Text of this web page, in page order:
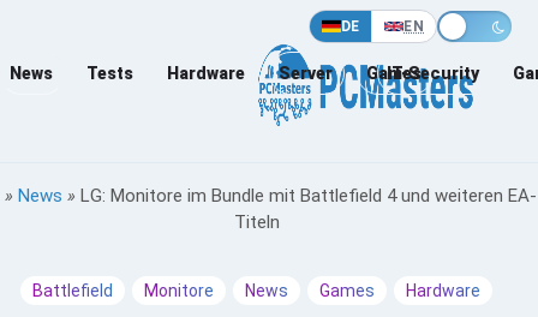
DE EN
News Tests Hardware Server Games
IT-Security
» News » LG: Monitore im Bundle mit Battlefield 4 und weiteren EA-
Titeln
Battlefield Monitore News Games Hardware